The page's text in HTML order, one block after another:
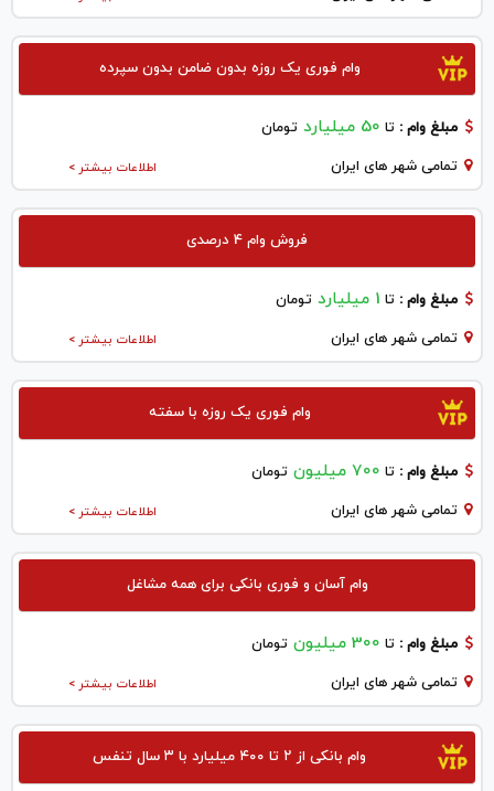
وام فوری یک روزه بدون ضامن بدون سپرده
مبلغ وام : تا 50 میلیارد تومان
اطلاعات بیشتر > تمامی شهر های ایران
فروش وام 4 درصدی
مبلغ وام : تا 1 میلیارد تومان
اطلاعات بیشتر > تمامی شهر های ایران
وام فوری یک روزه با سفته
مبلغ وام : تا 700 میلیون تومان
اطلاعات بیشتر > تمامی شهر های ایران
وام آسان و فوری بانکی برای همه مشاغل
مبلغ وام : تا 300 میلیون تومان
اطلاعات بیشتر > تمامی شهر های ایران
وام بانکی از ۲ تا ۴۰۰ میلیارد با ۳ سال تنفس